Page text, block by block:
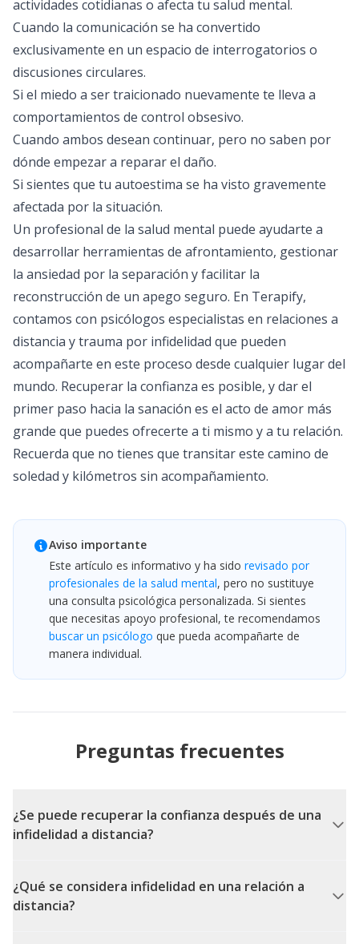
actividades cotidianas o afecta tu salud mental.
Cuando la comunicación se ha convertido
exclusivamente en un espacio de interrogatorios o
discusiones circulares.
Si el miedo a ser traicionado nuevamente te lleva a
comportamientos de control obsesivo.
Cuando ambos desean continuar, pero no saben por
dónde empezar a reparar el daño.
Si sientes que tu autoestima se ha visto gravemente
afectada por la situación.
Un profesional de la salud mental puede ayudarte a
desarrollar herramientas de afrontamiento, gestionar
la ansiedad por la separación y facilitar la
reconstrucción de un apego seguro. En Terapify,
contamos con psicólogos especialistas en relaciones a
distancia y trauma por infidelidad que pueden
acompañarte en este proceso desde cualquier lugar del
mundo. Recuperar la confianza es posible, y dar el
primer paso hacia la sanación es el acto de amor más
grande que puedes ofrecerte a ti mismo y a tu relación.
Recuerda que no tienes que transitar este camino de
soledad y kilómetros sin acompañamiento.
Aviso importante
Este artículo es informativo y ha sido revisado por
profesionales de la salud mental, pero no sustituye
una consulta psicológica personalizada. Si sientes
que necesitas apoyo profesional, te recomendamos
buscar un psicólogo que pueda acompañarte de
manera individual.
Preguntas frecuentes
¿Se puede recuperar la confianza después de una
infidelidad a distancia?
¿Qué se considera infidelidad en una relación a
distancia?